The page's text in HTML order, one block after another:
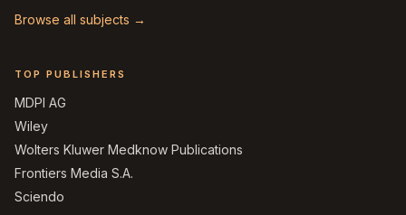
Browse all subjects →
TOP PUBLISHERS
MDPI AG
Wiley
Wolters Kluwer Medknow Publications
Frontiers Media S.A.
Sciendo